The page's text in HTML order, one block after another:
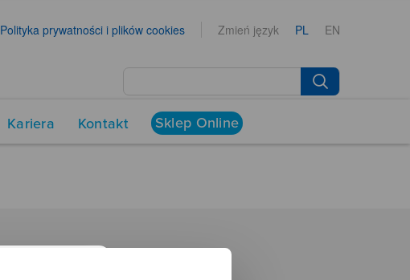
Polityka prywatności i plików cookies Zmień język PL EN
Kariera Kontakt Sklep Online